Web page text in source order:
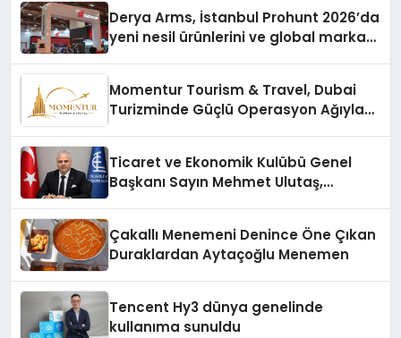
Derya Arms, İstanbul Prohunt 2026’da
yeni nesil ürünlerini ve global marka
Momentur Tourism & Travel, Dubai
Turizminde Güçlü Operasyon Ağıyla
Ticaret ve Ekonomik Kulübü Genel
Başkanı Sayın Mehmet Ulutaş,
Çakallı Menemeni Denince Öne Çıkan
Duraklardan Aytaçoğlu Menemen
Tencent Hy3 dünya genelinde
kullanıma sunuldu